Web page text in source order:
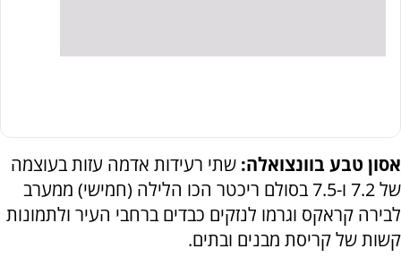
אסון טבע בוונצואלה: שתי רעידות אדמה עזות בעוצמה
של 7.2 ו-7.5 בסולם ריכטר הכו הלילה (חמישי) ממערב
לבירה קראקס וגרמו לנזקים כבדים ברחבי העיר ולתמונות
קשות של קריסת מבנים ובתים.